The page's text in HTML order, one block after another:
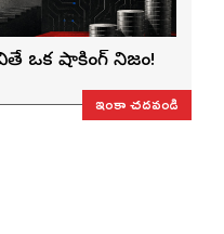
ఒక షాకింగ్ నిజం!
ఇంకా చదవండి